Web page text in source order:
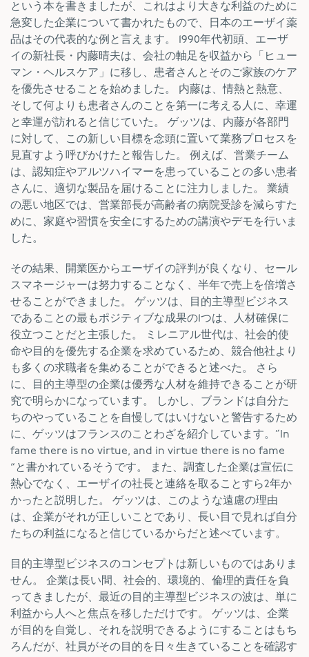
という本を書きましたが、これはより大きな利益のために
急変した企業について書かれたもので、日本のエーザイ薬
品はその代表的な例と言えます。 1990年代初頭、エーザ
イの新社長・内藤晴夫は、会社の軸足を収益から「ヒュー
マン・ヘルスケア」に移し、患者さんとそのご家族のケア
を優先させることを始めました。 内藤は、情熱と熱意、
そして何よりも患者さんのことを第一に考える人に、幸運
と幸運が訪れると信じていた。 ゲッツは、内藤が各部門
に対して、この新しい目標を念頭に置いて業務プロセスを
見直すよう呼びかけたと報告した。 例えば、営業チーム
は、認知症やアルツハイマーを患っていることの多い患者
さんに、適切な製品を届けることに注力しました。 業績
の悪い地区では、営業部長が高齢者の病院受診を減らすた
めに、家庭や習慣を安全にするための講演やデモを行いま
した。
その結果、開業医からエーザイの評判が良くなり、セール
スマネージャーは努力することなく、半年で売上を倍増さ
せることができました。 ゲッツは、目的主導型ビジネス
であることの最もポジティブな成果の1つは、人材確保に
役立つことだと主張した。 ミレニアル世代は、社会的使
命や目的を優先する企業を求めているため、競合他社より
も多くの求職者を集めることができると述べた。 さら
に、目的主導型の企業は優秀な人材を維持できることが研
究で明らかになっています。 しかし、ブランドは自分た
ちのやっていることを自慢してはいけないと警告するため
に、ゲッツはフランスのことわざを紹介しています。”In
fame there is no virtue, and in virtue there is no fame
“と書かれているそうです。 また、調査した企業は宣伝に
熱心でなく、エーザイの社長と連絡を取ることすら2年か
かったと説明した。 ゲッツは、このような遠慮の理由
は、企業がそれが正しいことであり、長い目で見れば自分
たちの利益になると信じているからだと述べています。
目的主導型ビジネスのコンセプトは新しいものではありま
せん。 企業は長い間、社会的、環境的、倫理的責任を負
ってきましたが、最近の目的主導型ビジネスの波は、単に
利益から人へと焦点を移しただけです。 ゲッツは、企業
が目的を自覚し、それを説明できるようにすることはもち
ろんだが、社員がその目的を日々生きていることを確認す